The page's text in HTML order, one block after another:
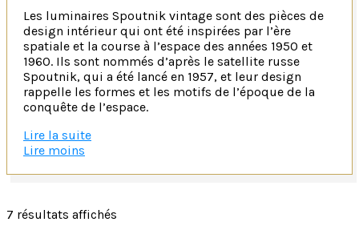
Les luminaires Spoutnik vintage sont des pièces de
design intérieur qui ont été inspirées par l’ère
spatiale et la course à l’espace des années 1950 et
1960. Ils sont nommés d’après le satellite russe
Spoutnik, qui a été lancé en 1957, et leur design
rappelle les formes et les motifs de l’époque de la
conquête de l’espace.
Un design futuriste inspiré de l’ère spatiale et de la
Les luminaires Spoutnik vintage se caractérisent par
se compose souvent de plusieurs bras ou branches
Lire la suite
Lire moins
7 résultats affichés